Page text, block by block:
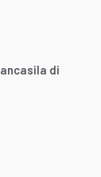
di